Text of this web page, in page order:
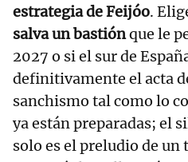
estrategia de Feijóo.
salva un bastiónque le
2027 o si el sur de
definitivamente el acta
sanchismo tal como lo
ya están preparadas; el
solo es el preludio de